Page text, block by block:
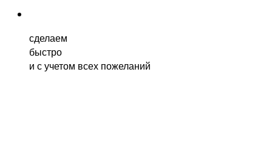
сделаем
быстро
и с учетом всех пожеланий